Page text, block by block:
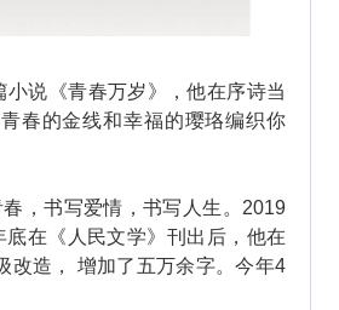
说《青春万岁》，他在序诗当
春的金线和幸福的璎珞编织你
，书写爱情，书写人生。2019
在《人民文学》刊出后，他在
改造， 增加了五万余字。今年4